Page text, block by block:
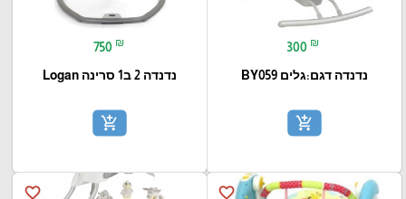
300 ₪
נדנדה דגם:גלים BY059
add_shopping_cart
750 ₪
נדנדה 2 ב1 סרינה Logan
add_shopping_cart
favorite_border
favorite_border